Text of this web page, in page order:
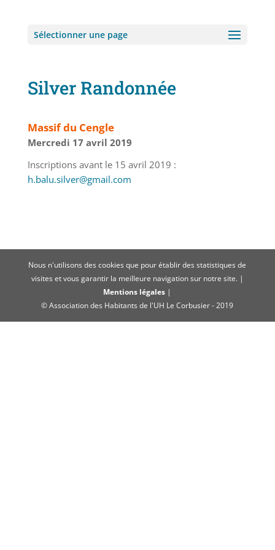
Sélectionner une page
Silver Randonnée
Massif du Cengle
Mercredi 17 avril 2019
Inscriptions avant le 15 avril 2019 :
h.balu.silver@gmail.com
Nous n'utilisons des cookies que pour établir des statistiques de
visites et vous garantir la meilleure navigation sur notre site. |
Mentions légales |
© Association des Habitants de l'UH Le Corbusier - 2019